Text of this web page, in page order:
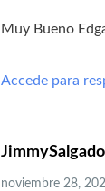
Muy Bueno
Accede para
noviembre 28,